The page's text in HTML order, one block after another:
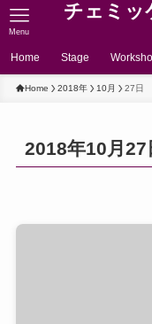
チェミッ
Menu
Home Stage
Home 2018年 10月 27日
2018年10月27